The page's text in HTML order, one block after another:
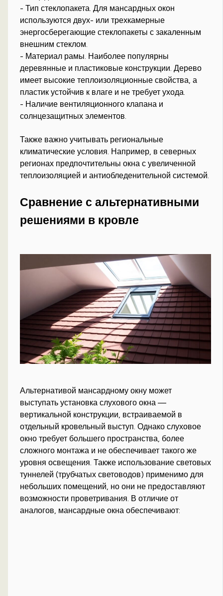
- Тип стеклопакета. Для мансардных окон
используются двух- или трехкамерные
энергосберегающие стеклопакеты с закаленным
внешним стеклом.
- Материал рамы. Наиболее популярны
деревянные и пластиковые конструкции. Дерево
имеет высокие теплоизоляционные свойства, а
пластик устойчив к влаге и не требует ухода.
- Наличие вентиляционного клапана и
солнцезащитных элементов.
Также важно учитывать региональные
климатические условия. Например, в северных
регионах предпочтительны окна с увеличенной
теплоизоляцией и антиобледенительной системой.
Сравнение с альтернативными
решениями в кровле
Альтернативой мансардному окну может
выступать установка слухового окна —
вертикальной конструкции, встраиваемой в
отдельный кровельный выступ. Однако слуховое
окно требует большего пространства, более
сложного монтажа и не обеспечивает такого же
уровня освещения. Также использование световых
туннелей (трубчатых световодов) применимо для
небольших помещений, но они не предоставляют
возможности проветривания. В отличие от
аналогов, мансардные окна обеспечивают: